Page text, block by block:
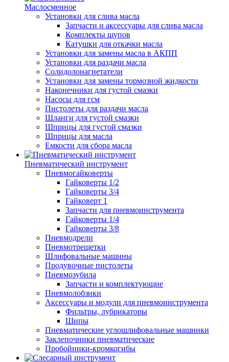
Маслосменное
Установки для слива масла
Запчасти и аксессуары для слива масла
Комплекты щупов
Катушки для откачки масла
Установки для замены масла в АКПП
Установки для раздачи масла
Солидолонагнетатели
Установки для замены тормозной жидкости
Наконечники для густой смазки
Насосы для гсм
Пистолеты для раздачи масла
Шланги для густой смазки
Шприцы для густой смазки
Шприцы для масла
Емкости для сбора масла
Пневматический инструмент
Пневмогайковерты
Гайковерты 1/2
Гайковерты 3/4
Гайковерт 1
Запчасти для пневмоинструмента
Гайковерты 1/4
Гайковерты 3/8
Пневмодрели
Пневмотрещетки
Шлифовальные машины
Продувочные пистолеты
Пневмозубила
Запчасти и комплектующие
Пневмолобзики
Аксессуары и модули для пневмоинструмента
Фильтры, лубрикаторы
Шипы
Пневматические углошлифовальные машинки
Заклепочники пневматические
Пробойники-кромкогибы